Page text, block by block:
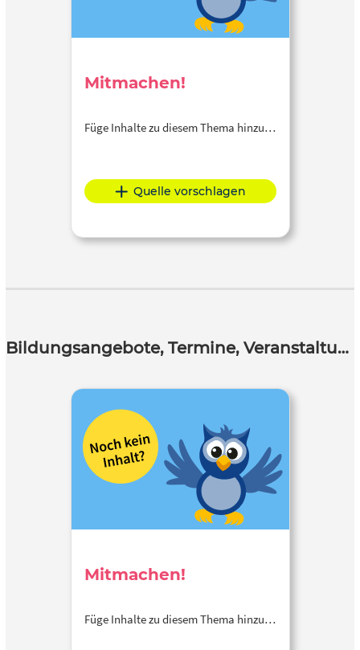
Mitmachen!
Füge Inhalte zu diesem Thema hinzu…
Quelle vorschlagen
Bildungsangebote, Termine, Veranstaltungen
Mitmachen!
Füge Inhalte zu diesem Thema hinzu…